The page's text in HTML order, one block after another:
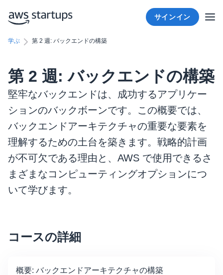
サインイン
学ぶ 第 2 週: バックエンドの構築
第 2 週: バックエンドの構築
堅牢なバックエンドは、成功するアプリケー
ションのバックボーンです。この概要では、
バックエンドアーキテクチャの重要な要素を
理解するための土台を築きます。戦略的計画
が不可欠である理由と、AWS で使用できるさ
まざまなコンピューティングオプションにつ
いて学びます。
コースの詳細
概要: バックエンドアーキテクチャの構築